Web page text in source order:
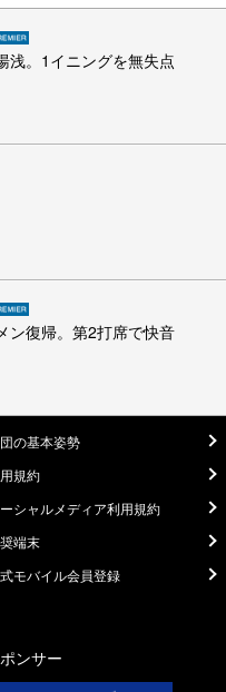
浅。1イニングを無失点
ン復帰。第2打席で快音
の基本姿勢
規約
シャルメディア利用規約
端末
モバイル会員登録
ンサー